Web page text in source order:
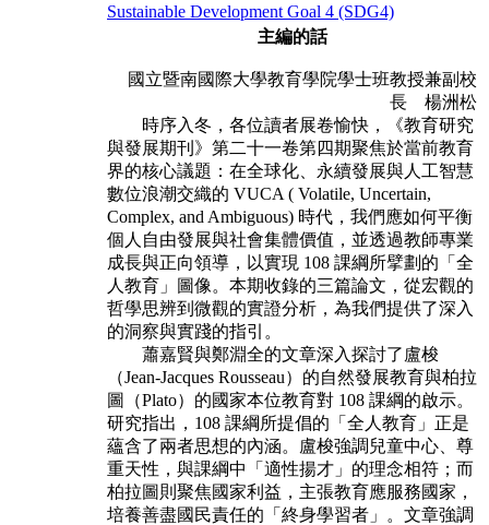
Sustainable Development Goal 4 (SDG4)
主編的話
國立暨南國際大學教育學院學士班教授兼副校
長 楊洲松
時序入冬，各位讀者展卷愉快，《教育研究
與發展期刊》第二十一卷第四期聚焦於當前教育
界的核心議題：在全球化、永續發展與人工智慧
數位浪潮交織的 VUCA ( Volatile, Uncertain,
Complex, and Ambiguous) 時代，我們應如何平衡
個人自由發展與社會集體價值，並透過教師專業
成長與正向領導，以實現 108 課綱所擘劃的「全
人教育」圖像。本期收錄的三篇論文，從宏觀的
哲學思辨到微觀的實證分析，為我們提供了深入
的洞察與實踐的指引。
蕭嘉賢與鄭淵全的文章深入探討了盧梭
（Jean-Jacques Rousseau）的自然發展教育與柏拉
圖（Plato）的國家本位教育對 108 課綱的啟示。
研究指出，108 課綱所提倡的「全人教育」正是
蘊含了兩者思想的內涵。盧梭強調兒童中心、尊
重天性，與課綱中「適性揚才」的理念相符；而
柏拉圖則聚焦國家利益，主張教育應服務國家，
培養善盡國民責任的「終身學習者」。文章強調